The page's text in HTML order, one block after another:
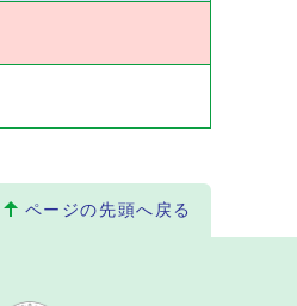
ページの先頭へ戻る